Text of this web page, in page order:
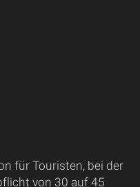
für Touristen, bei der
von 30 auf 45